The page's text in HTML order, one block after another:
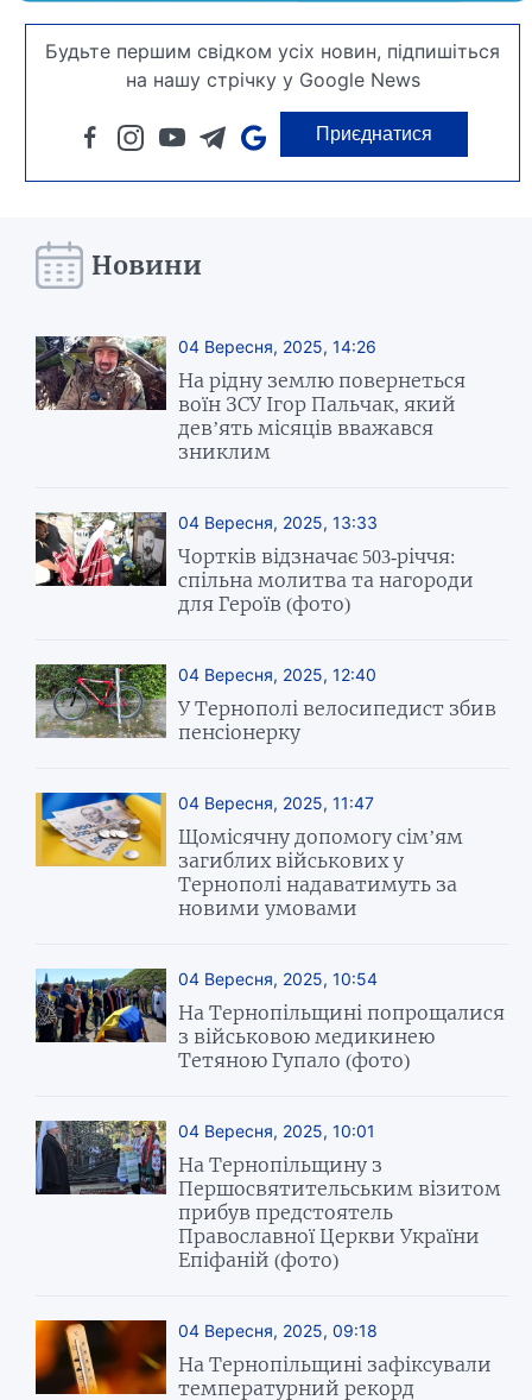
Будьте першим свідком усіх новин, підпишіться
на нашу стрічку у Google News
Приєднатися
Новини
04 Вересня, 2025, 14:26
На рідну землю повернеться
воїн ЗСУ Ігор Пальчак, який
дев’ять місяців вважався
зниклим
04 Вересня, 2025, 13:33
Чортків відзначає 503-річчя:
спільна молитва та нагороди
для Героїв (фото)
04 Вересня, 2025, 12:40
У Тернополі велосипедист збив
пенсіонерку
04 Вересня, 2025, 11:47
Щомісячну допомогу сім’ям
загиблих військових у
Тернополі надаватимуть за
новими умовами
04 Вересня, 2025, 10:54
На Тернопільщині попрощалися
з військовою медикинею
Тетяною Гупало (фото)
04 Вересня, 2025, 10:01
На Тернопільщину з
Першосвятительським візитом
прибув предстоятель
Православної Церкви України
Епіфаній (фото)
04 Вересня, 2025, 09:18
На Тернопільщині зафіксували
температурний рекорд